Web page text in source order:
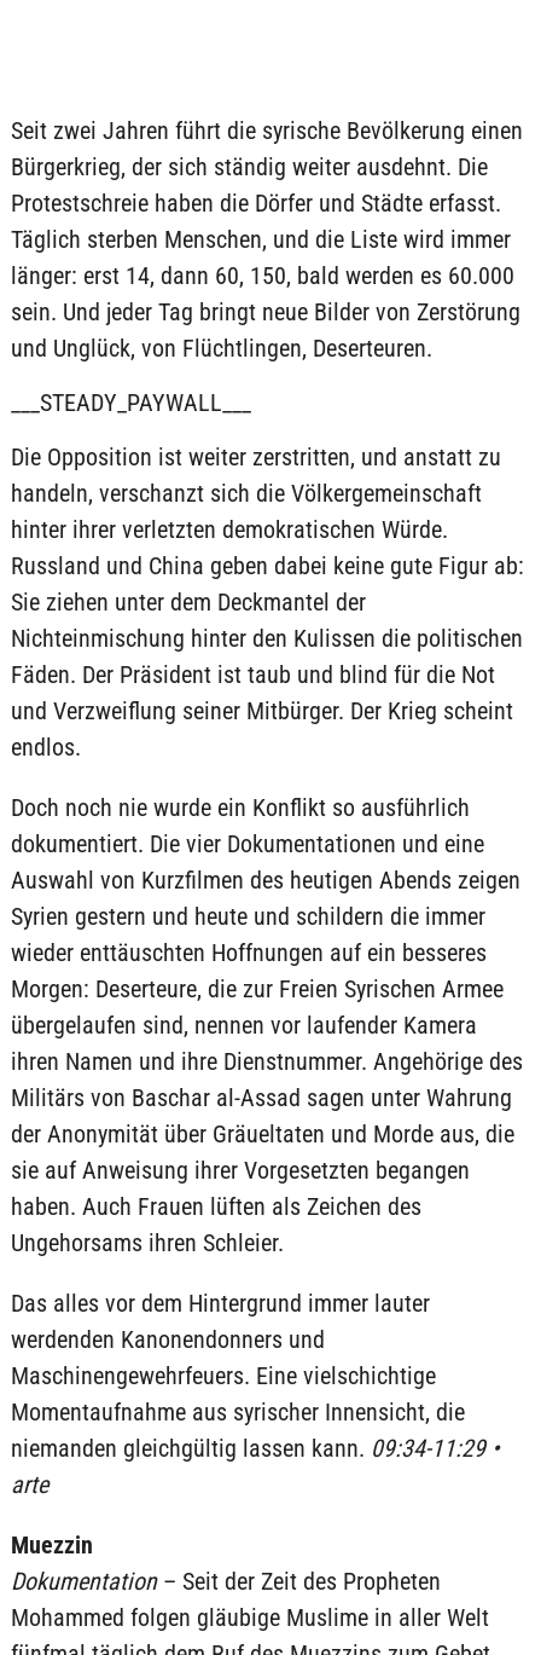
Seit zwei Jahren führt die syrische Bevölkerung einen
Bürgerkrieg, der sich ständig weiter ausdehnt. Die
Protestschreie haben die Dörfer und Städte erfasst.
Täglich sterben Menschen, und die Liste wird immer
länger: erst 14, dann 60, 150, bald werden es 60.000
sein. Und jeder Tag bringt neue Bilder von Zerstörung
und Unglück, von Flüchtlingen, Deserteuren.
___STEADY_PAYWALL___
Die Opposition ist weiter zerstritten, und anstatt zu
handeln, verschanzt sich die Völkergemeinschaft
hinter ihrer verletzten demokratischen Würde.
Russland und China geben dabei keine gute Figur ab:
Sie ziehen unter dem Deckmantel der
Nichteinmischung hinter den Kulissen die politischen
Fäden. Der Präsident ist taub und blind für die Not
und Verzweiflung seiner Mitbürger. Der Krieg scheint
endlos.
Doch noch nie wurde ein Konflikt so ausführlich
dokumentiert. Die vier Dokumentationen und eine
Auswahl von Kurzfilmen des heutigen Abends zeigen
Syrien gestern und heute und schildern die immer
wieder enttäuschten Hoffnungen auf ein besseres
Morgen: Deserteure, die zur Freien Syrischen Armee
übergelaufen sind, nennen vor laufender Kamera
ihren Namen und ihre Dienstnummer. Angehörige des
Militärs von Baschar al-Assad sagen unter Wahrung
der Anonymität über Gräueltaten und Morde aus, die
sie auf Anweisung ihrer Vorgesetzten begangen
haben. Auch Frauen lüften als Zeichen des
Ungehorsams ihren Schleier.
Das alles vor dem Hintergrund immer lauter
werdenden Kanonendonners und
Maschinengewehrfeuers. Eine vielschichtige
Momentaufnahme aus syrischer Innensicht, die
niemanden gleichgültig lassen kann. 09:34-11:29 •
arte
Muezzin
Dokumentation – Seit der Zeit des Propheten
Mohammed folgen gläubige Muslime in aller Welt